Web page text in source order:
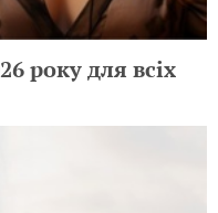
року для всіх